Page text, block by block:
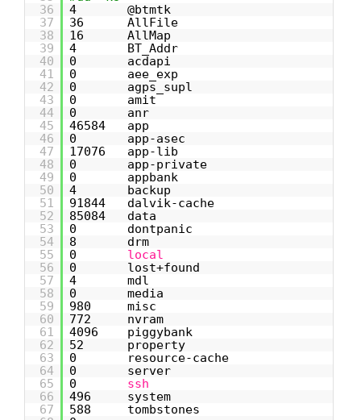
36
4 @btmtk
37
36 AllFile
38
16 AllMap
39
4 BT_Addr
40
0 acdapi
41
0 aee_exp
42
0 agps_supl
43
0 amit
44
0 anr
45
46584 app
46
0 app-asec
47
17076 app-lib
48
0 app-private
49
0 appbank
50
4 backup
51
91844 dalvik-cache
52
85084 data
53
0 dontpanic
54
8 drm
55
0 local
56
0 lost+found
57
4 mdl
58
0 media
59
980 misc
60
772 nvram
61
4096 piggybank
62
52 property
63
0 resource-cache
64
0 server
65
0 ssh
66
496 system
67
588 tombstones